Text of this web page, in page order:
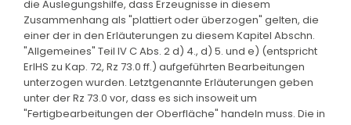
die Auslegungshilfe, dass Erzeugnisse in diesem
Zusammenhang als "plattiert oder überzogen" gelten, die
einer der in den Erläuterungen zu diesem Kapitel Abschn.
"Allgemeines" Teil IV C Abs. 2 d) 4., d) 5. und e) (entspricht
ErlHS zu Kap. 72, Rz 73.0 ff.) aufgeführten Bearbeitungen
unterzogen wurden. Letztgenannte Erläuterungen geben
unter der Rz 73.0 vor, dass es sich insoweit um
"Fertigbearbeitungen der Oberfläche" handeln muss. Die in